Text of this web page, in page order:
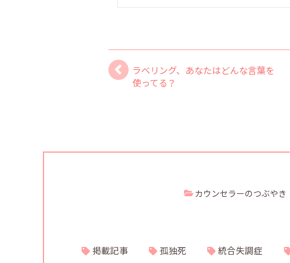
ラベリング、あなたはどんな言葉を
使ってる？
カウンセラーのつぶやき
掲載記事 孤独死 統合失調症